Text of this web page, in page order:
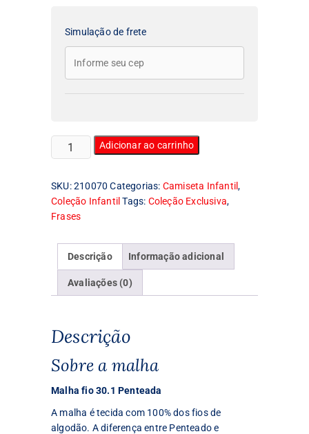
Simulação de frete
Camiseta
Infantil
Hills
quantidade
Adicionar ao carrinho
SKU:210070 Categorias: Camiseta Infantil,
Coleção Infantil Tags: Coleção Exclusiva,
Frases
Descrição Informação adicional
Avaliações (0)
Descrição
Sobre a malha
Malha fio 30.1 Penteada
A malha é tecida com 100% dos fios de
algodão. A diferença entre Penteado e